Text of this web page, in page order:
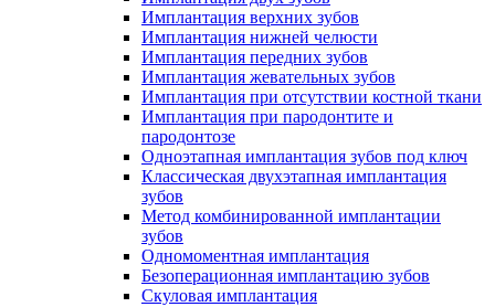
Имплантация верхних зубов
Имплантация нижней челюсти
Имплантация передних зубов
Имплантация жевательных зубов
Имплантация при отсутствии костной ткани
Имплантация при пародонтите и
пародонтозе
Одноэтапная имплантация зубов под ключ
Классическая двухэтапная имплантация
зубов
Метод комбинированной имплантации
зубов
Одномоментная имплантация
Безоперационная имплантацию зубов
Скуловая имплантация